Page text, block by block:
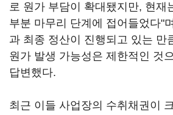
로 원가 부담이 확대됐지만, 현재
부분 마무리 단계에 접어들었다"
과 최종 정산이 진행되고 있는 만
원가 발생 가능성은 제한적인 것
답변했다.
최근 이들 사업장의 수취채권이